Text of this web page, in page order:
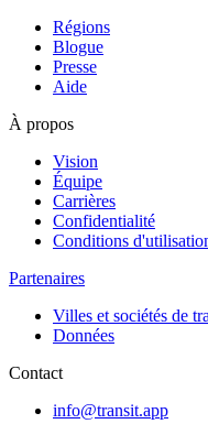
Régions
Blogue
Presse
Aide
À propos
Vision
Équipe
Carrières
Confidentialité
Conditions
Partenaires
Villes et sociétés de
Données
Contact
info@transit.app